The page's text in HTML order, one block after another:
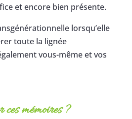
et encore bien présente.
lorsqu’elle
toute la lignée
vous-même et vos
ces mémoires ?